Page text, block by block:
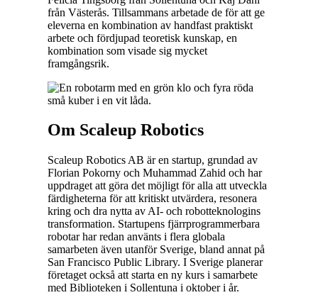
från Västerås. Tillsammans arbetade de för att ge
eleverna en kombination av handfast praktiskt
arbete och fördjupad teoretisk kunskap, en
kombination som visade sig mycket
framgångsrik.
Om Scaleup Robotics
Scaleup Robotics AB är en startup, grundad av
Florian Pokorny och Muhammad Zahid och har
uppdraget att göra det möjligt för alla att utveckla
färdigheterna för att kritiskt utvärdera, resonera
kring och dra nytta av AI- och robotteknologins
transformation. Startupens fjärrprogrammerbara
robotar har redan använts i flera globala
samarbeten även utanför Sverige, bland annat på
San Francisco Public Library. I Sverige planerar
företaget också att starta en ny kurs i samarbete
med Biblioteken i Sollentuna i oktober i år.